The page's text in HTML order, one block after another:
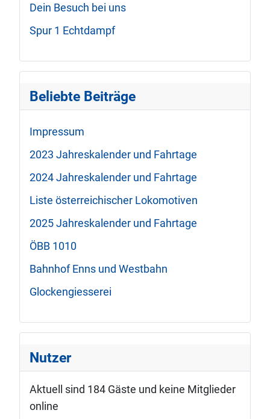
Dein Besuch bei uns
Spur 1 Echtdampf
Beliebte Beiträge
Impressum
2023 Jahreskalender und Fahrtage
2024 Jahreskalender und Fahrtage
Liste österreichischer Lokomotiven
2025 Jahreskalender und Fahrtage
ÖBB 1010
Bahnhof Enns und Westbahn
Glockengiesserei
Nutzer
Aktuell sind 184 Gäste und keine Mitglieder
online